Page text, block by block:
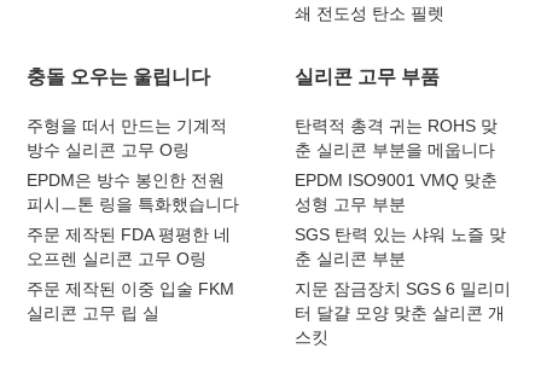
쇄 전도성 탄소 필렛
충돌 오우는 울립니다
주형을 떠서 만드는 기계적
방수 실리콘 고무 O링
EPDM은 방수 봉인한 전원
피시ㅡ톤 링을 특화했습니다
주문 제작된 FDA 평평한 네
오프렌 실리콘 고무 O링
주문 제작된 이중 입술 FKM
실리콘 고무 립 실
실리콘 고무 부품
탄력적 총격 귀는 ROHS 맞
춘 실리콘 부분을 메웁니다
EPDM ISO9001 VMQ 맞춘
성형 고무 부분
SGS 탄력 있는 샤워 노즐 맞
춘 실리콘 부분
지문 잠금장치 SGS 6 밀리미
터 달걀 모양 맞춘 살리콘 개
스킷